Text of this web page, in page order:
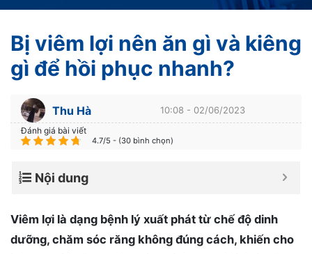
Bị viêm lợi nên ăn gì và kiêng
gì để hồi phục nhanh?
Thu Hà 10:08 - 02/06/2023
Đánh giá bài viết
4.7/5 - (30 bình chọn)
Nội dung
Viêm lợi là dạng bệnh lý xuất phát từ chế độ dinh
dưỡng, chăm sóc răng không đúng cách, khiến cho